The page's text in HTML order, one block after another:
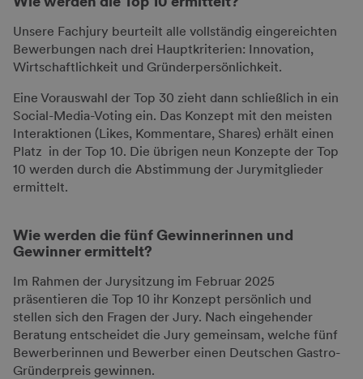
Unsere Fachjury beurteilt alle vollständig eingereichten
Bewerbungen nach drei Hauptkriterien: Innovation,
Wirtschaftlichkeit und Gründerpersönlichkeit.
Eine Vorauswahl der Top 30 zieht dann schließlich in ein
Social-Media-Voting ein. Das Konzept mit den meisten
Interaktionen (Likes, Kommentare, Shares) erhält einen
Platz in der Top 10. Die übrigen neun Konzepte der Top
10 werden durch die Abstimmung der Jurymitglieder
ermittelt.
Wie werden die fünf Gewinnerinnen und
Gewinner ermittelt?
Im Rahmen der Jurysitzung im Februar 2025
präsentieren die Top 10 ihr Konzept persönlich und
stellen sich den Fragen der Jury. Nach eingehender
Beratung entscheidet die Jury gemeinsam, welche fünf
Bewerberinnen und Bewerber einen Deutschen Gastro-
Gründerpreis gewinnen.